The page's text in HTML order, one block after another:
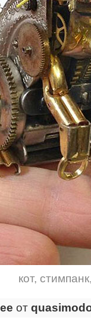
кот, стимпанк
от